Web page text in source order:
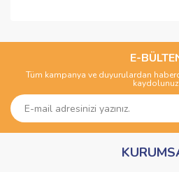
Yorum Yaz
kullanarak tarafımıza iletebilirsiniz.
Görüş ve önerileriniz için teşekkür
Ürün açıklamasında eksik
Ürün bilgilerinde hatalar
Ürün fiyatı diğer sitelerden daha
E-
Tüm kampanya ve duyurulardan